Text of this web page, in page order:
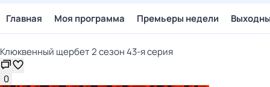
Главная Моя программа Премьеры недели
Клюквенный щербет 2 сезон 43-я серия
0